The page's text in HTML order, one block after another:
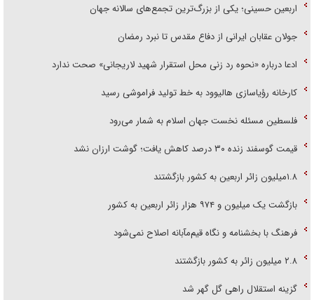
اربعین حسینی؛ یکی از بزرگ‌ترین تجمع‌های سالانه جهان
جولان عقابان ایرانی از دفاع مقدس تا نبرد رمضان
ادعا درباره «نحوه رد زنی محل استقرار شهید لاریجانی» صحت ندارد
کارخانه رؤیاسازی هالیوود به خط تولید فراموشی رسید
فلسطین مسئله نخست جهان اسلام به شمار می‌رود
قیمت گوسفند زنده ۳۰ درصد کاهش یافت؛ گوشت ارزان نشد
۱.۸میلیون زائر اربعین به کشور بازگشتند
بازگشت یک میلیون و ۹۷۴ هزار زائر اربعین به کشور
فرهنگ با بخشنامه و نگاه قیم‌مآبانه اصلاح نمی‌شود
۲.۸ میلیون زائر به کشور بازگشتند
گزینه استقلال راهی گل گهر شد